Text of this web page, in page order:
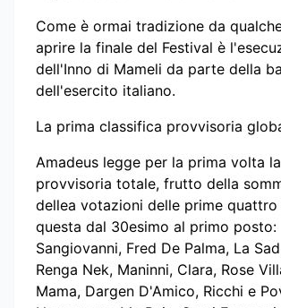
Come è ormai tradizione da
aprire la finale del Festival è
dell'Inno di Mameli da parte della
dell'esercito italiano.
La prima classifica provvisoria
Amadeus legge per la prima volta
provvisoria totale, frutto della
dellea votazioni delle prime quattro
questa dal 30esimo al primo posto:
Sangiovanni, Fred De Palma, La
Renga Nek, Maninni, Clara, Rose
Mama, Dargen D'Amico, Ricchi e